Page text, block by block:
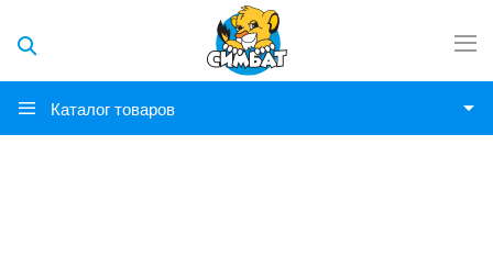
Каталог товаров